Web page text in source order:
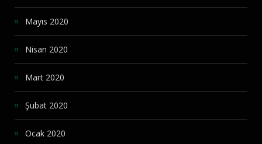
Mayıs 2020
Nisan 2020
Mart 2020
Şubat 2020
Ocak 2020